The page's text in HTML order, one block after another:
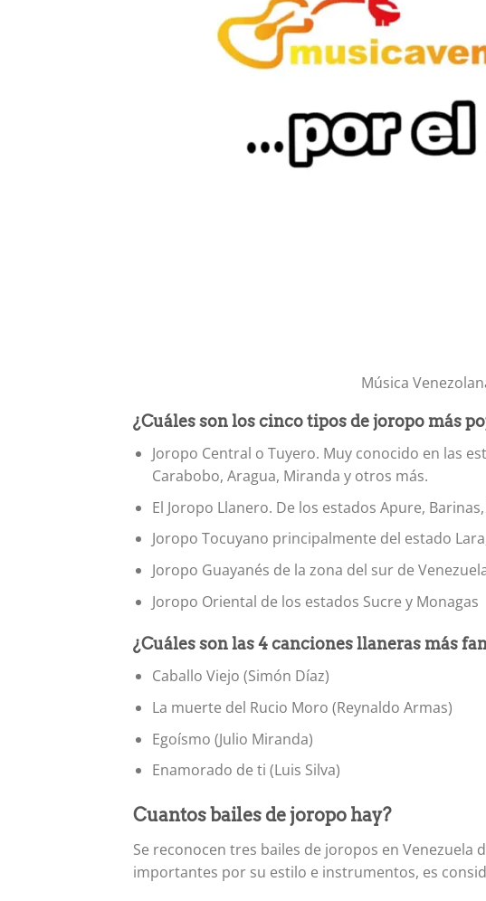
Música
¿Cuáles son los cinco tipos de joropo más
Joropo Central o Tuyero. Muy conocido en las
Carabobo, Aragua, Miranda y otros más.
El Joropo Llanero. De los estados Apure,
Joropo Tocuyano principalmente del estado
Joropo Guayanés de la zona del sur de
Joropo Oriental de los estados Sucre y Monagas
¿Cuáles son las 4 canciones llaneras más
Caballo Viejo (Simón Díaz)
La muerte del Rucio Moro (Reynaldo Armas)
Egoísmo (Julio Miranda)
Enamorado de ti (Luis Silva)
Cuantos bailes de joropo hay?
Se reconocen tres bailes de joropos en Venezuela
importantes por su estilo e instrumentos, es